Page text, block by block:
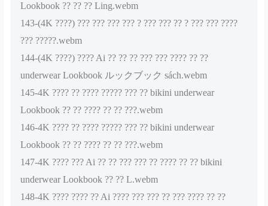
Lookbook ?? ?? ?? Ling.webm
143-(4K ????) ??? ??? ??? ??? ? ??? ??? ?? ? ??? ??? ????
??? ?????.webm
144-(4K ????) ???? Ai ?? ?? ?? ??? ??? ???? ?? ??
underwear Lookbook ルックブック sách.webm
145-4K ???? ?? ???? ????? ??? ?? bikini underwear
Lookbook ?? ?? ???? ?? ?? ???.webm
146-4K ???? ?? ???? ????? ??? ?? bikini underwear
Lookbook ?? ?? ???? ?? ?? ???.webm
147-4K ???? ??? Ai ?? ?? ??? ??? ?? ???? ?? ?? bikini
underwear Lookbook ?? ?? L.webm
148-4K ???? ???? ?? Ai ???? ??? ??? ?? ??? ???? ?? ??